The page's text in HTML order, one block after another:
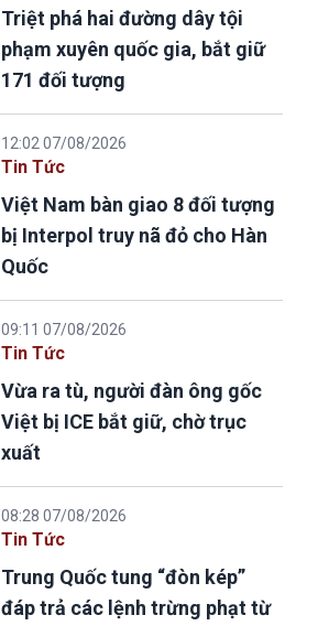
Triệt phá hai đường dây tội
phạm xuyên quốc gia, bắt giữ
171 đối tượng
12:02 07/08/2026
Tin Tức
Việt Nam bàn giao 8 đối tượng
bị Interpol truy nã đỏ cho Hàn
Quốc
09:11 07/08/2026
Tin Tức
Vừa ra tù, người đàn ông gốc
Việt bị ICE bắt giữ, chờ trục
xuất
08:28 07/08/2026
Tin Tức
Trung Quốc tung “đòn kép”
đáp trả các lệnh trừng phạt từ